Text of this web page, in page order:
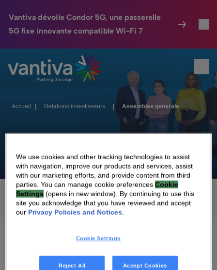
Vantiva dévoile Condor 5G, une passerelle
5G fixe innovante compatible Wi-Fi 7
Passer au contenu principal
Maison Connectée
HomeSight
Relations Investisseurs
Accueil Relations investisseurs Assemblee generale
Assemblée Générale
Septembre
2026
Juin
2026
Juin
2025
Juin
2024
Décembre
2023
We use cookies and other tracking technologies to assist
with navigation, improve our products and services, assist
with our marketing efforts, and provide content from third
parties. You can manage cookie preferencesCookie
Settings (opens in new window). By continuing to use this
site you acknowledge that you have reviewed and accept
our Privacy Policies and Notices.
Cookie Settings
Reject All Accept Cookies